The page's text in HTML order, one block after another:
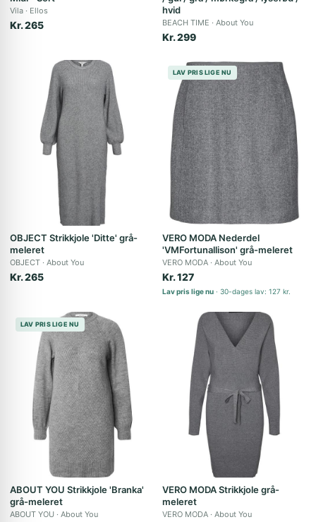
Vila Ellos
Kr. 265
hvid
BEACH TIME About You
Kr. 299
OBJECT Strikkjole 'Ditte' grå-
meleret
OBJECT About You
Kr. 265
LAV PRIS LIGE NU
VERO MODA Nederdel
'VMFortunallison' grå-meleret
VERO MODA About You
Kr. 127
Lav pris lige nu 30-dages lav: 127 kr.
LAV PRIS LIGE NU
ABOUT YOU Strikkjole 'Branka'
grå-meleret
ABOUT YOU About You
VERO MODA Strikkjole grå-
meleret
VERO MODA About You